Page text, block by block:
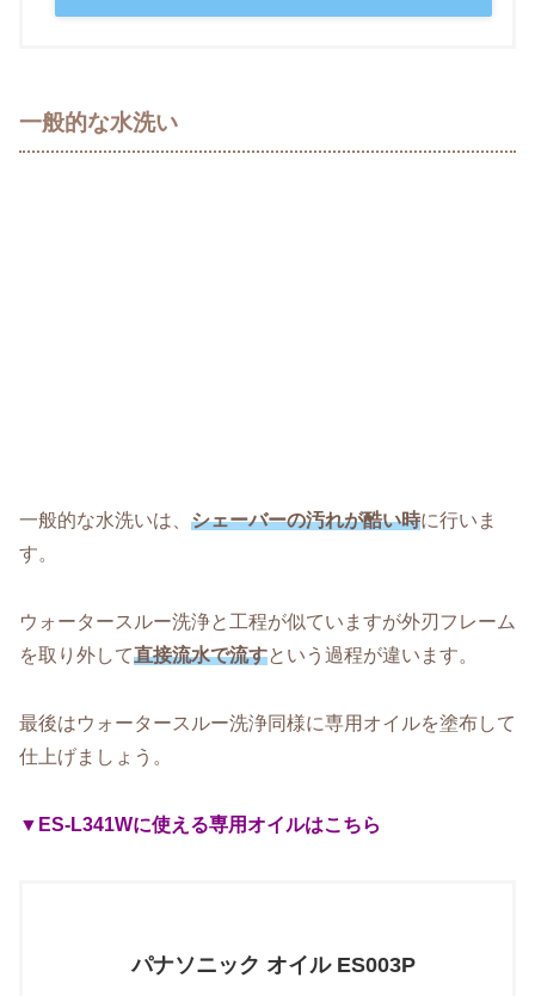
一般的な水洗い
一般的な水洗いは、 シェーバーの汚れが酷い時に行いま
す。
ウォータースルー洗浄と工程が似ていますが外刃フレーム
を取り外して直接流水で流すという過程が違います。
最後はウォータースルー洗浄同様に専用オイルを塗布して
仕上げましょう。
▼ES-L341Wに使える専用オイルはこちら
パナソニック オイル ES003P